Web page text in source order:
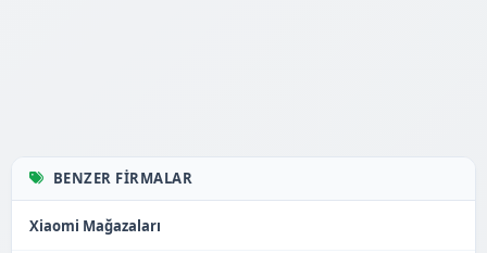
BENZER FIRMALAR
Xiaomi Mağazaları